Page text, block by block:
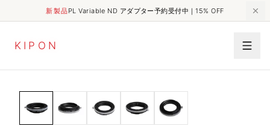
新製品PL Variable ND アダプター予約受付中｜15% OFF
K I P O N
HOME SHOP Contax G-キヤノンEOS R RF